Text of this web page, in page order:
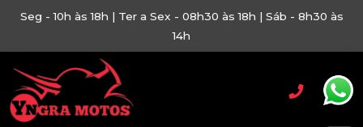
Seg - 10h às 18h | Ter a Sex - 08h30 às 18h | Sáb - 8h30 às
14h